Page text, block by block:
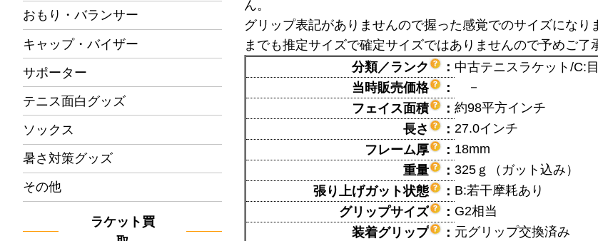
おもり・バランサー
キャップ・バイザー
サポーター
テニス面白グッズ
ソックス
暑さ対策グッズ
その他
ラケット買
ん。
グリップ表記がありませんので握った感覚でのサイズにな
までも推定サイズで確定サイズではありませんので予めご了
分類／ランク
： 中古テニスラケット/C:
当時販売価格
：
－
フェイス面積
： 約98平方インチ
長さ
： 27.0インチ
フレーム厚
： 18mm
重量
： 325ｇ（ガット込み）
張り上げガット状態
： B:若干摩耗あり
グリップサイズ
： G2相当
装着グリップ
： 元グリップ交換済み